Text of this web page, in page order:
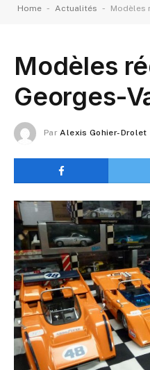
Home - Actualités - Modèles
Modèles
Georges-
Par Alexis Gohier-Drolet